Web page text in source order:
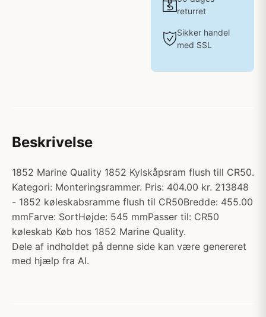
returret
Sikker handel
med SSL
Beskrivelse
1852 Marine Quality 1852 Kylskåpsram flush till CR50.
Kategori: Monteringsrammer. Pris: 404.00 kr. 213848
- 1852 køleskabsramme flush til CR50Bredde: 455.00
mmFarve: SortHøjde: 545 mmPasser til: CR50
køleskab Køb hos 1852 Marine Quality.
Dele af indholdet på denne side kan være genereret
med hjælp fra AI.